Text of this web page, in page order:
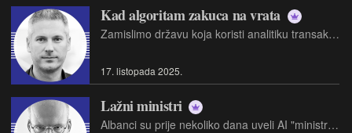
Kad algoritam zakuca na vrata
Zamislimo državu koja koristi analitiku transakcija kako bi ocijenila tko financira "potencijalno radikalne" organizacije
17. listopada 2025.
Lažni ministri
Albanci su prije nekoliko dana uveli AI "ministricu", nekog ženskog avatara u narodnoj nošnji, s albanskom zastavom, koji lupeta AI generirane bedastoće i opća mjesta…